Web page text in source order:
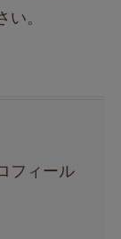
。
フィール